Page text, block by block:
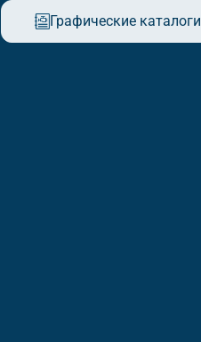
Графические каталоги